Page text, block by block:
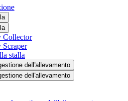
Collector
Scraper
stalla
dell'allevamento
dell'allevamento